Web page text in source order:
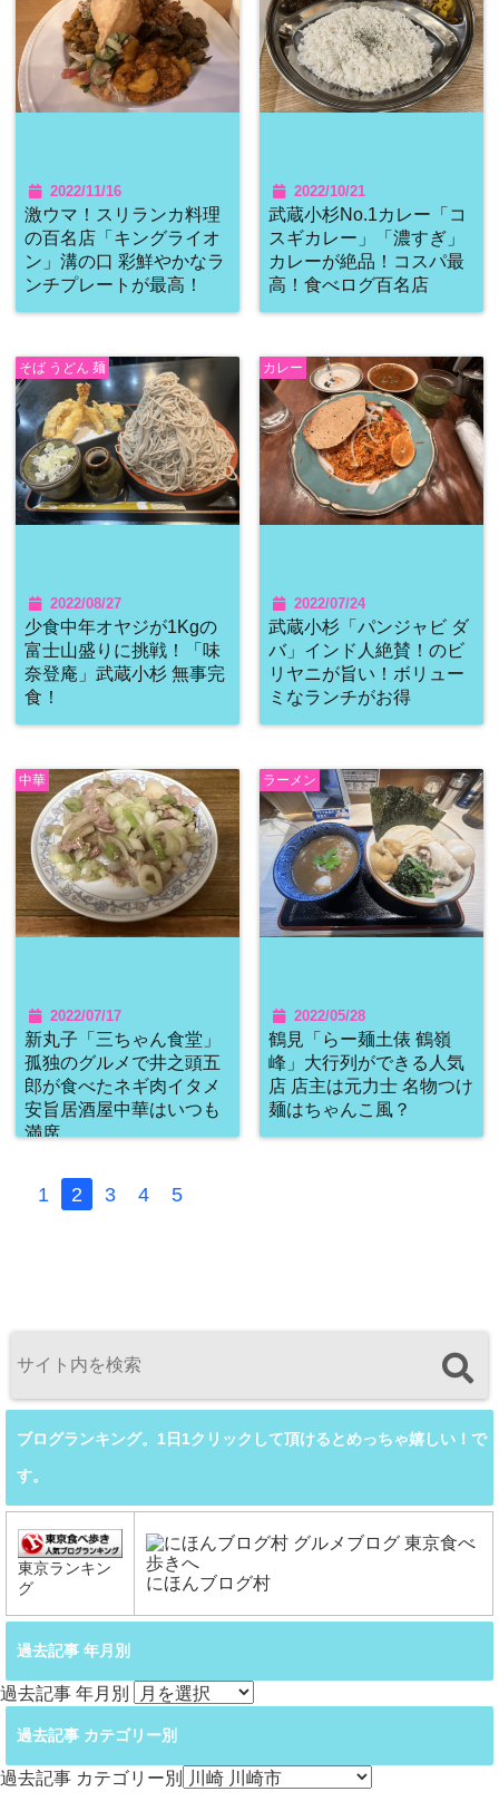
2022/11/16
激ウマ！スリランカ料理
の百名店「キングライオ
ン」溝の口 彩鮮やかなラ
ンチプレートが最高！
2022/10/21
武蔵小杉No.1カレー「コ
スギカレー」「濃すぎ」
カレーが絶品！コスパ最
高！食べログ百名店
そば うどん 麺
2022/08/27
少食中年オヤジが1Kgの
富士山盛りに挑戦！「味
奈登庵」武蔵小杉 無事完
食！
カレー
2022/07/24
武蔵小杉「パンジャビ ダ
バ」インド人絶賛！のビ
リヤニが旨い！ボリュー
ミなランチがお得
中華
2022/07/17
新丸子「三ちゃん食堂」
孤独のグルメで井之頭五
郎が食べたネギ肉イタメ
安旨居酒屋中華はいつも
満席
ラーメン
2022/05/28
鶴見「らー麺土俵 鶴嶺
峰」大行列ができる人気
店 店主は元力士 名物つけ
麺はちゃんこ風？
1 2 3 4 5
ブログランキング。1日1クリックして頂けるとめっちゃ嬉しい！で
す。
東京ランキン
グ
にほんブログ村
過去記事 年月別
過去記事 年月別
過去記事 カテゴリー別
過去記事 カテゴリー別